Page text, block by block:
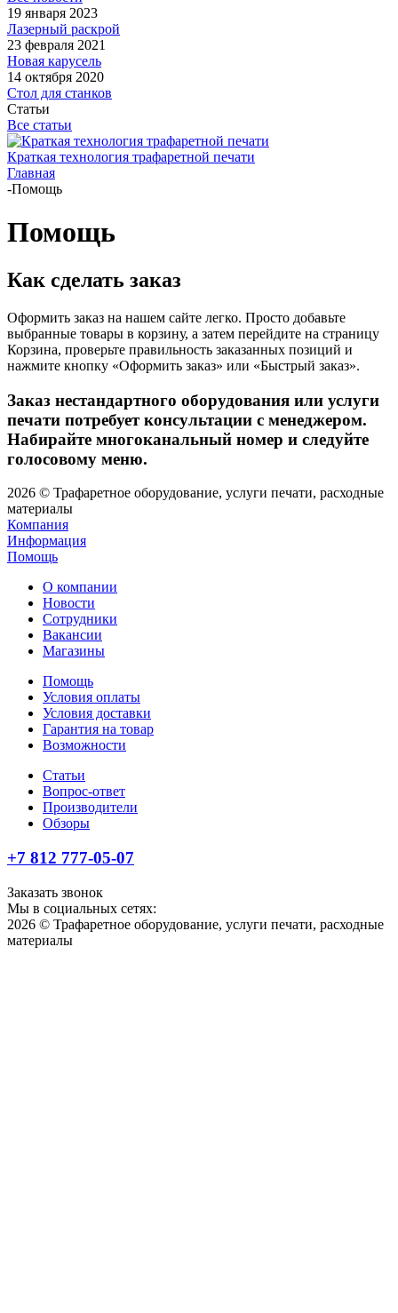
19 января 2023
Лазерный раскрой
23 февраля 2021
Новая карусель
14 октября 2020
Стол для станков
Статьи
Все статьи
Краткая технология трафаретной печати
Главная
-Помощь
Помощь
Как сделать заказ
Оформить заказ на нашем сайте легко. Просто добавьте
выбранные товары в корзину, а затем перейдите на страницу
Корзина, проверьте правильность заказанных позиций и
нажмите кнопку «Оформить заказ» или «Быстрый заказ».
Заказ нестандартного оборудования или услуги
печати потребует консультации с менеджером.
Набирайте многоканальный номер и следуйте
голосовому меню.
2026 © Трафаретное оборудование, услуги печати, расходные
материалы
Компания
Информация
Помощь
О компании
Новости
Сотрудники
Вакансии
Магазины
Помощь
Условия оплаты
Условия доставки
Гарантия на товар
Возможности
Статьи
Вопрос-ответ
Производители
Обзоры
+7 812 777-05-07
Заказать звонок
Мы в социальных сетях:
2026 © Трафаретное оборудование, услуги печати, расходные
материалы